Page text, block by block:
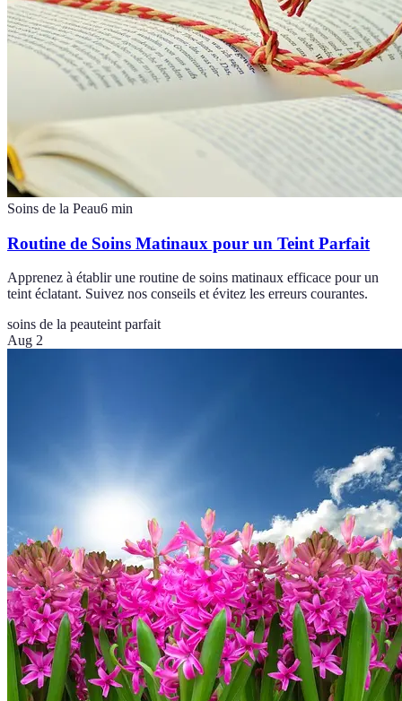
Soins de la Peau6 min
Routine de Soins Matinaux pour un Teint Parfait
Apprenez à établir une routine de soins matinaux efficace pour un
teint éclatant. Suivez nos conseils et évitez les erreurs courantes.
soins de la peauteint parfait
Aug 2